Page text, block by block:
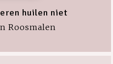
huilen niet
Roosmalen